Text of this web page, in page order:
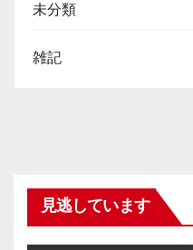
未分類
雑記
見逃しています